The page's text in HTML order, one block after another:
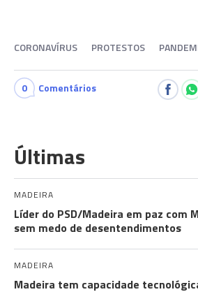
CORONAVÍRUS PROTESTOS
0 Comentários
Últimas
MADEIRA
Líder do PSD/Madeira em paz com
sem medo de desentendimentos
MADEIRA
Madeira tem capacidade